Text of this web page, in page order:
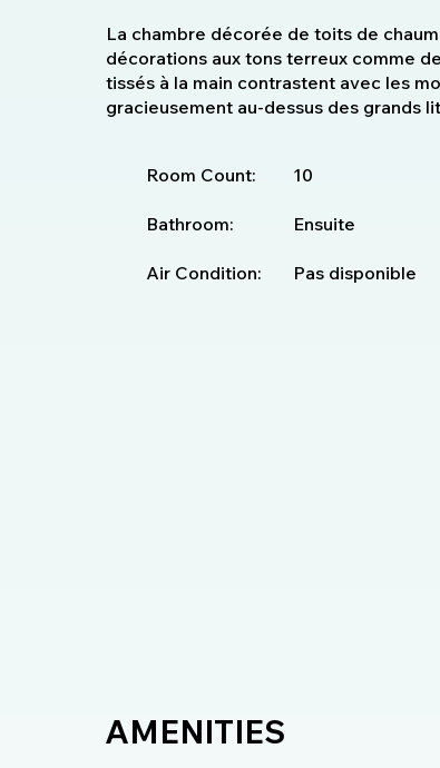
La chambre décorée de toits de
décorations aux tons terreux comme
tissés à la main contrastent avec les
gracieusement au-dessus des grands
Room Count: 10
Bathroom: Ensuite
Air Condition: Pas disponible
AMENITIES